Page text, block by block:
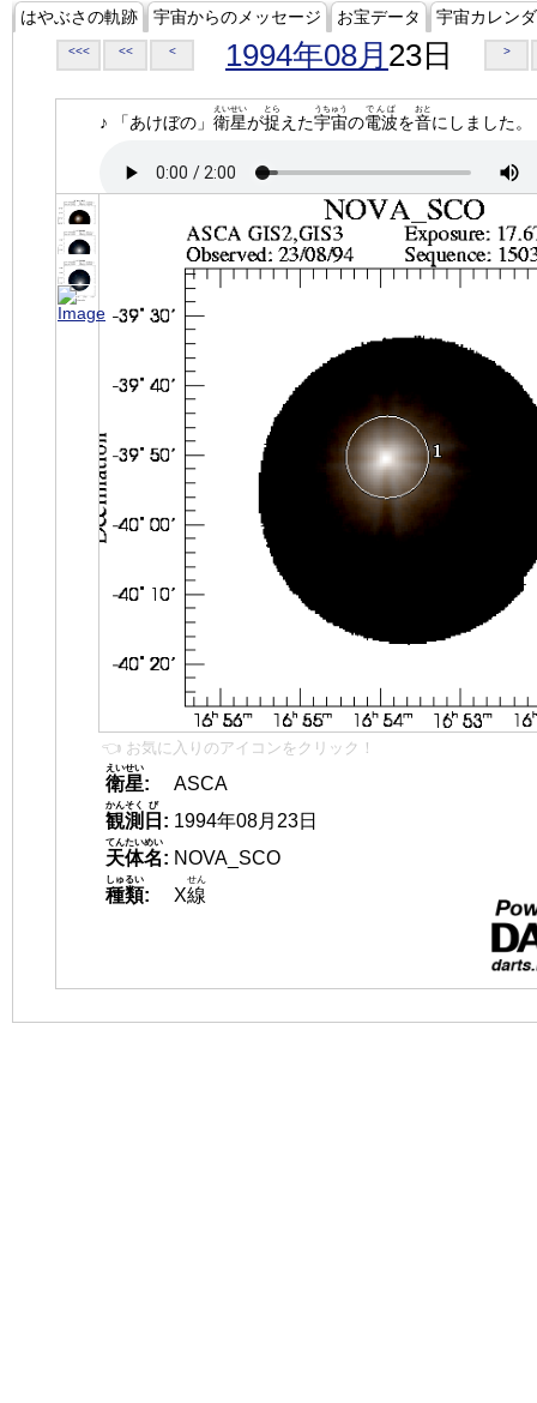
はやぶさの軌跡 宇宙からのメッセージ お宝データ 宇宙カレン
<<< << < 1994年08月 23日 >
♪ 「あけぼの」 衛星
えいせい
が捉
とら
えた宇宙
うちゅう
の電波
でんぱ
を音
おと
にしました。
👈 お気に入りのアイコンをクリック！
衛星
えいせい
:
ASCA
観測
かんそく
日
び
: 1994年08月23日
天体名
てんたいめい
: NOVA_SCO
種類
しゅるい
: X線
せん